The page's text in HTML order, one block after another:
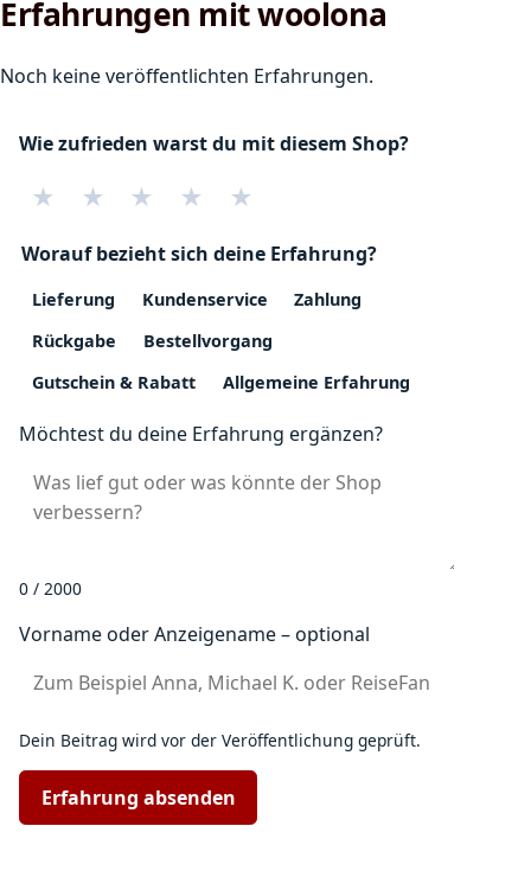
Erfahrungen mit woolona
Noch keine veröffentlichten Erfahrungen.
Wie zufrieden warst du mit diesem Shop?
★ ★ ★ ★ ★
Worauf bezieht sich deine Erfahrung?
Lieferung Kundenservice
Zahlung
Rückgabe
Bestellvorgang
Gutschein & Rabatt
Allgemeine Erfahrung
Möchtest du deine Erfahrung ergänzen?
0 / 2000
Vorname oder Anzeigename – optional
Dein Beitrag wird vor der Veröffentlichung geprüft.
Erfahrung absenden